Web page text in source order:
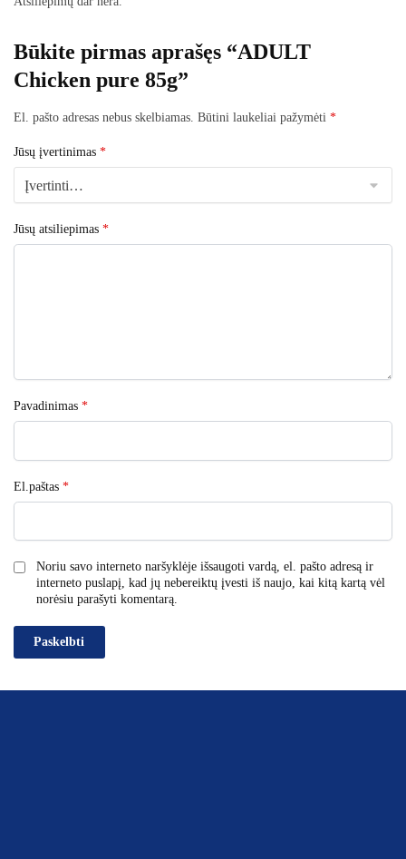
Būkite pirmas aprašęs “ADULT
Chicken pure 85g”
El. pašto adresas nebus skelbiamas. Būtini laukeliai pažymėti *
Jūsų įvertinimas *
Jūsų atsiliepimas *
Pavadinimas *
El.paštas *
Noriu savo interneto naršyklėje išsaugoti vardą, el. pašto adresą ir
interneto puslapį, kad jų nebereiktų įvesti iš naujo, kai kitą kartą vėl
norėsiu parašyti komentarą.